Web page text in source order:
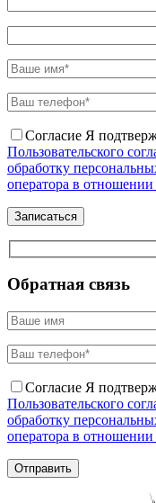
Согласие Я
Пользовательского
обработку
оператора в
Обратная связь
Согласие Я
Пользовательского
обработку
оператора в